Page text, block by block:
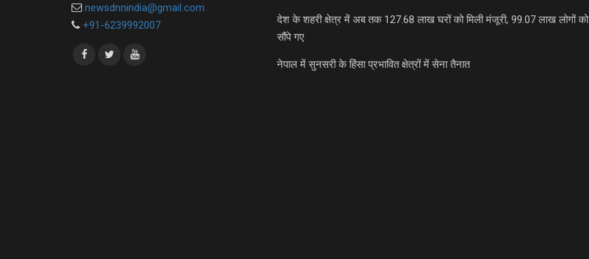
newsdnnindia@gmail.com
+91-6239992007
देश के शहरी क्षेत्र में अब तक 127.68 लाख घरों को मिली मंजूरी, 99.07 लाख लोगों को
सौंपे गए
नेपाल में सुनसरी के हिंसा प्रभावित क्षेत्रों में सेना तैनात